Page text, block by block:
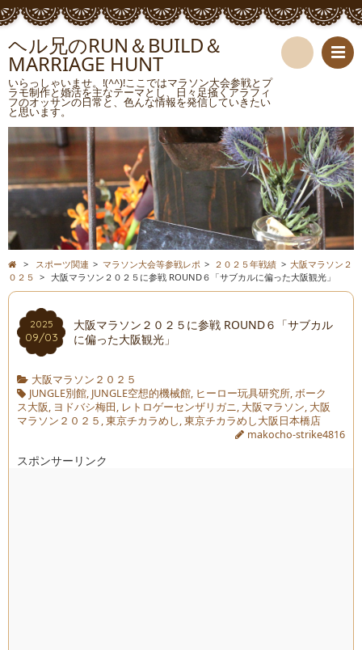
ヘル兄のRUN＆BUILD＆
MARRIAGE HUNT
いらっしゃいませ。!(^^)!ここではマラソン大会参戦とプ
ラモ制作と婚活を主なテーマとし、日々足掻くアラフィ
フのオッサンの日常と、色んな情報を発信していきたい
と思います。
> スポーツ関連 > マラソン大会等参戦レポ > ２０２５年戦績 > 大阪マラソン２
０２５ > 大阪マラソン２０２５に参戦 ROUND６「サブカルに偏った大阪観光」
2025
09/03
大阪マラソン２０２５に参戦 ROUND６「サブカル
に偏った大阪観光」
大阪マラソン２０２５
JUNGLE別館, JUNGLE空想的機械館, ヒーロー玩具研究所,ボーク
ス大阪, ヨドバシ梅田, レトロゲーセンザリガニ,大阪マラソン,大阪
マラソン２０２５,東京チカラめし,東京チカラめし大阪日本橋店
makocho-strike4816
スポンサーリンク